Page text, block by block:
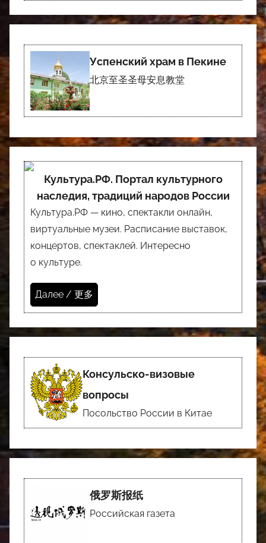
Успенский храм в Пекине
北京至圣圣母安息教堂
Культура.РФ. Портал культурного
наследия, традиций народов России
Культура.РФ — кино, спектакли онлайн,
виртуальные музеи. Расписание выставок,
концертов, спектаклей. Интересно
о культуре.
Далее / 更多
Консульско-визовые
вопросы
Посольство России в Китае
俄罗斯报纸
Российская газета